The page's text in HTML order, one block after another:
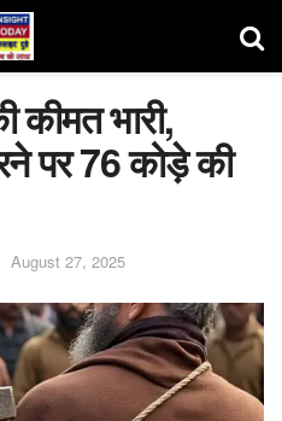
कीमत भारी,
पर 76 कोड़े की
August 27, 2025